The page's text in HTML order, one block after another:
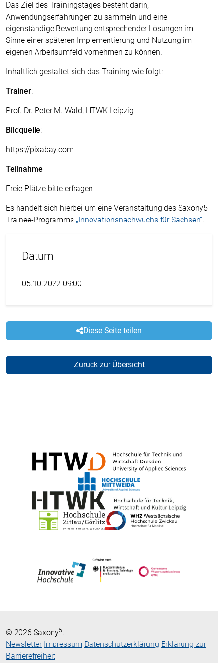
Das Ziel des Trainingstages besteht darin,
Anwendungserfahrungen zu sammeln und eine
eigenständige Bewertung entsprechender Lösungen im
Sinne einer späteren Implementierung und Nutzung im
eigenen Arbeitsumfeld vornehmen zu können.
Inhaltlich gestaltet sich das Training wie folgt:
Trainer:
Prof. Dr. Peter M. Wald, HTWK Leipzig
Bildquelle:
https://pixabay.com
Teilnahme
Freie Plätze bitte erfragen
Es handelt sich hierbei um eine Veranstaltung des Saxony5
Trainee-Programms „Innovationsnachwuchs für Sachsen“.
Datum
05.10.2022 09:00
Diese Seite teilen
Zurück zur Übersicht
© 2026 Saxony5.
Newsletter Impressum Datenschutzerklärung Erklärung zur
Barrierefreiheit